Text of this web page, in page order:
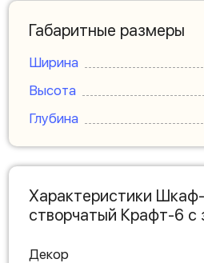
Габаритные размеры
Ширина
Высота
Глубина
Характеристики
створчатый Крафт-6 с
Декор